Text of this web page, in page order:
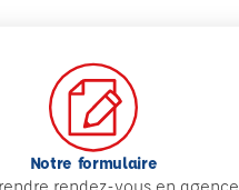
Notre formulaire